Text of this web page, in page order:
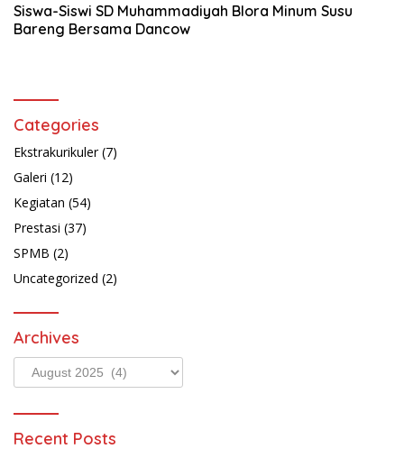
Siswa-Siswi SD Muhammadiyah Blora Minum Susu
Bareng Bersama Dancow
Categories
Ekstrakurikuler(7)
Galeri (12)
Kegiatan (54)
Prestasi (37)
SPMB (2)
Uncategorized (2)
Archives
Archives
Recent Posts